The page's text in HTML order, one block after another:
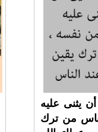
يثنى عليه
من ترك